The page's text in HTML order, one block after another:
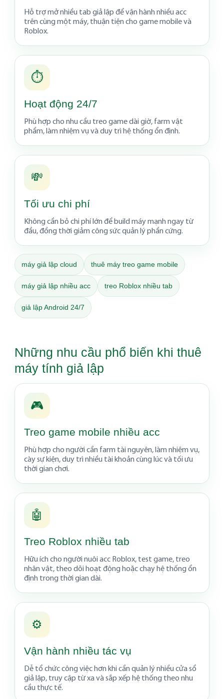
Hỗ trợ mở nhiều tab giả lập để vận hành nhiều acc
trên cùng một máy, thuận tiện cho game mobile và
Roblox.
⏱️
Hoạt động 24/7
Phù hợp cho nhu cầu treo game dài giờ, farm vật
phẩm, làm nhiệm vụ và duy trì hệ thống ổn định.
💸
Tối ưu chi phí
Không cần bỏ chi phí lớn để build máy mạnh ngay từ
đầu, đồng thời giảm công sức quản lý phần cứng.
máy giả lập cloud thuê máy treo game mobile
máy giả lập nhiều acc treo Roblox nhiều tab
giả lập Android 24/7
Những nhu cầu phổ biến khi thuê
máy tính giả lập
🎮
Treo game mobile nhiều acc
Phù hợp cho người cần farm tài nguyên, làm nhiệm vụ,
cày sự kiện, duy trì nhiều tài khoản cùng lúc và tối ưu
thời gian chơi.
🤖
Treo Roblox nhiều tab
Hữu ích cho người nuôi acc Roblox, test game, treo
nhân vật, theo dõi hoạt động hoặc chạy hệ thống ổn
định trong thời gian dài.
⚙️
Vận hành nhiều tác vụ
Dễ tổ chức công việc hơn khi cần quản lý nhiều cửa sổ
giả lập, truy cập từ xa và sắp xếp hệ thống theo nhu
cầu thực tế.